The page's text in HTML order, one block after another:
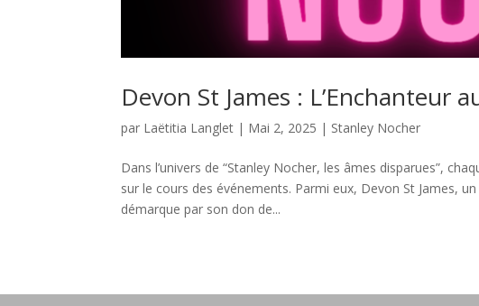
Devon St James : L’Enchanteur
par Laëtitia Langlet | Mai 2, 2025 | Stanley Nocher
Dans l’univers de “Stanley Nocher, les âmes disparues”,
sur le cours des événements. Parmi eux, Devon St James,
démarque par son don de...